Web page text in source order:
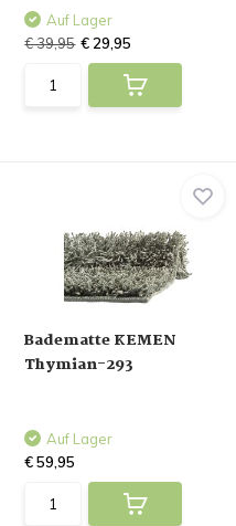
Auf Lager
€ 39,95 € 29,95
Badematte KEMEN
Thymian-293
Auf Lager
€ 59,95